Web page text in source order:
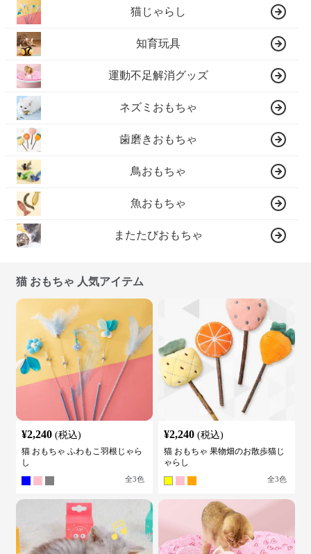
猫じゃらし
知育玩具
運動不足解消グッズ
ネズミおもちゃ
歯磨きおもちゃ
鳥おもちゃ
魚おもちゃ
またたびおもちゃ
猫 おもちゃ 人気アイテム
¥2,240 (税込)
猫 おもちゃ ふわもこ羽根じゃら
し
全3色
¥2,240 (税込)
猫 おもちゃ 果物畑のお散歩猫じ
ゃらし
全3色